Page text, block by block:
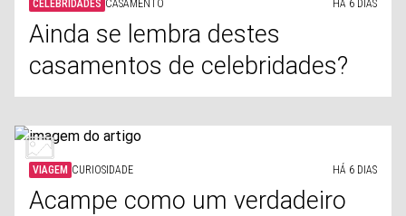
CELEBRIDADES CASAMENTO HÁ 6 DIAS
Ainda se lembra destes
casamentos de celebridades?
VIAGEM CURIOSIDADE HÁ 6 DIAS
Acampe como um verdadeiro